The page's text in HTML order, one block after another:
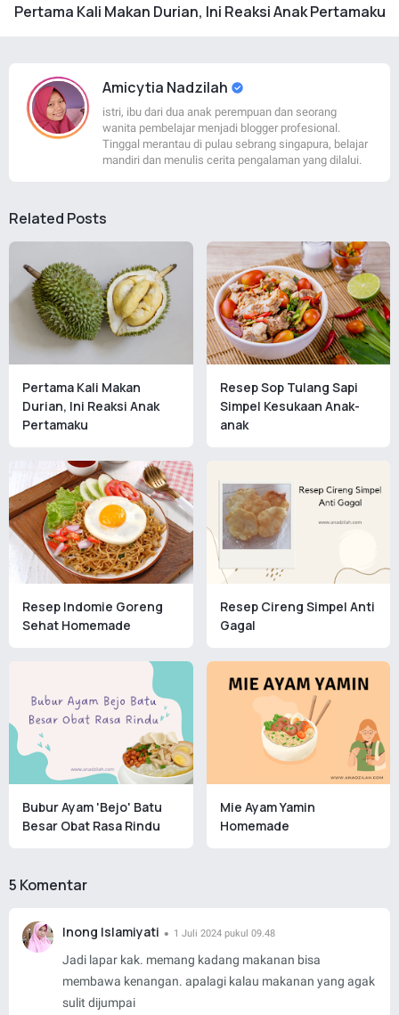
Pertama Kali Makan Durian, Ini Reaksi Anak Pertamaku
Amicytia Nadzilah
istri, ibu dari dua anak perempuan dan seorang
wanita pembelajar menjadi blogger profesional.
Tinggal merantau di pulau sebrang singapura, belajar
mandiri dan menulis cerita pengalaman yang dilalui.
Related Posts
Pertama Kali Makan
Durian, Ini Reaksi Anak
Pertamaku
Resep Sop Tulang Sapi
Simpel Kesukaan Anak-
anak
Resep Indomie Goreng
Sehat Homemade
Resep Cireng Simpel Anti
Gagal
Bubur Ayam 'Bejo' Batu
Besar Obat Rasa Rindu
Mie Ayam Yamin
Homemade
5 Komentar
Inong Islamiyati 1 Juli 2024 pukul 09.48
Jadi lapar kak. memang kadang makanan bisa
membawa kenangan. apalagi kalau makanan yang agak
sulit dijumpai